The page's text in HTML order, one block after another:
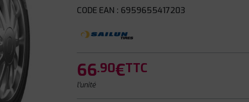
CODE EAN : 6959655417203
66.90€TTC
l'unité